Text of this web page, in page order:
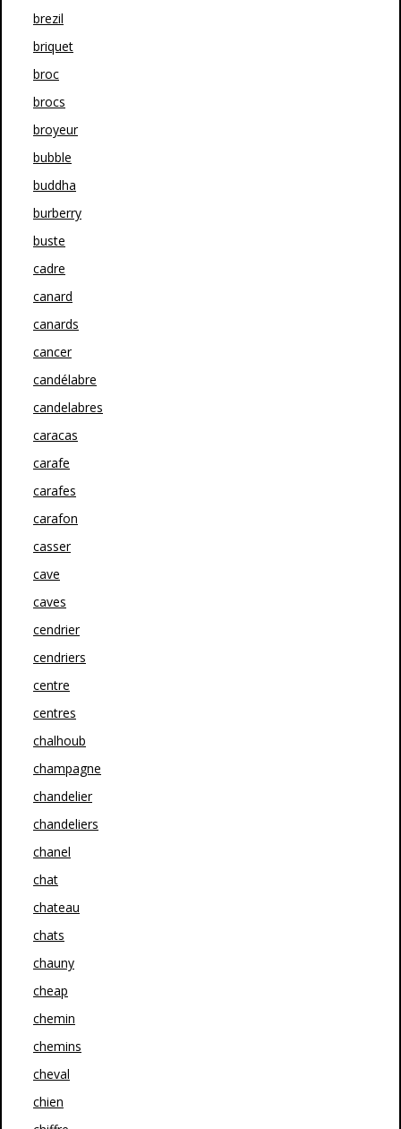
brezil
briquet
broc
brocs
broyeur
bubble
buddha
burberry
buste
cadre
canard
canards
cancer
candélabre
candelabres
caracas
carafe
carafes
carafon
casser
cave
caves
cendrier
cendriers
centre
centres
chalhoub
champagne
chandelier
chandeliers
chanel
chat
chateau
chats
chauny
cheap
chemin
chemins
cheval
chien